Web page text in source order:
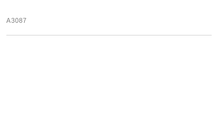
A3087